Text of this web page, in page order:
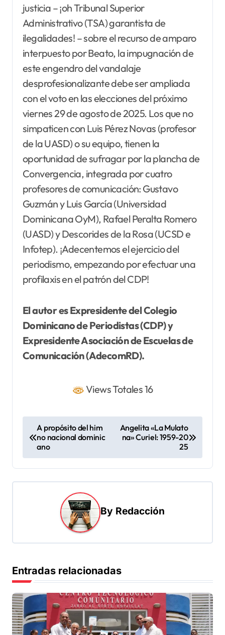
justicia – ¡oh Tribunal Superior
Administrativo (TSA) garantista de
ilegalidades! – sobre el recurso de amparo
interpuesto por Beato, la impugnación de
este engendro del vandalaje
desprofesionalizante debe ser ampliada
con el voto en las elecciones del próximo
viernes 29 de agosto de 2025. Los que no
simpaticen con Luis Pérez Novas (profesor
de la UASD) o su equipo, tienen la
oportunidad de sufragar por la plancha de
Convergencia, integrada por cuatro
profesores de comunicación: Gustavo
Guzmán y Luis García (Universidad
Dominicana OyM), Rafael Peralta Romero
(UASD) y Descorides de la Rosa (UCSD e
Infotep). ¡Adecentemos el ejercicio del
periodismo, empezando por efectuar una
profilaxis en el patrón del CDP!
El autor es Expresidente del Colegio
Dominicano de Periodistas (CDP) y
Expresidente Asociación de Escuelas de
Comunicación (AdecomRD).
Views Totales 16
v
e
i
n
d
e
e
A propósito del him
no nacional dominic
ano
Angelita «La Mulato
na» Curiel: 1959-20
25
By Redacción
Entradas relacionadas